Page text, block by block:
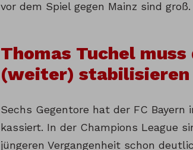
vor dem Spiel gegen Mainz sind
Thomas Tuchel
(weiter) stabilisieren
Sechs Gegentore hat der FC
kassiert. In der Champions League
jüngeren Vergangenheit schon